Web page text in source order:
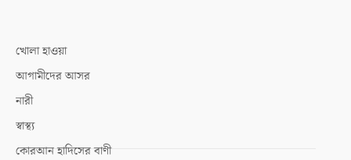
খোলা হাওয়া
আগামীদের আসর
নারী
স্বাস্থ্য
কোরআন হাদিসের বাণী